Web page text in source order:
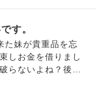
す。
た妹が貴重品を忘
しお金を借りまし
らないよね？後で
絡が。私が「母に
た様子。「返す